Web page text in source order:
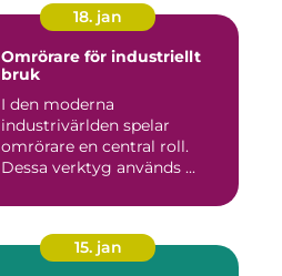
18. jan
Omrörare för industriellt
bruk
I den moderna
industrivärlden spelar
omrörare en central roll.
Dessa verktyg används ...
15. jan